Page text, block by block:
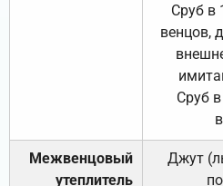
Сруб в
венцов,
Сруб
Межвенцовый
утеплитель
Джут